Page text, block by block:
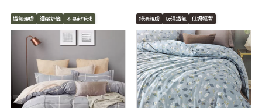
透氣親膚 細緻舒適 不易起毛球 絲滑親膚 吸濕透氣 低調輕奢